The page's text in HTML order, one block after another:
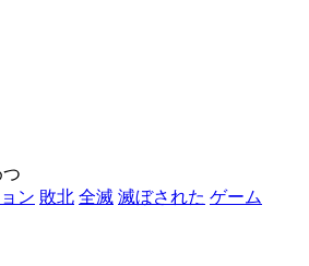
ン 敗北 全滅 滅ぼされた ゲーム